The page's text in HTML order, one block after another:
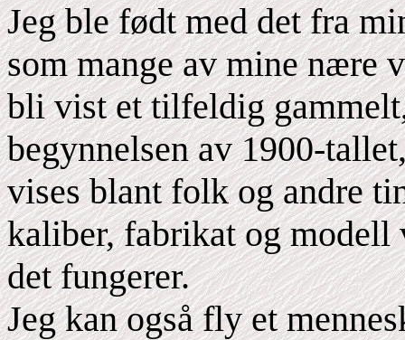
Jeg ble født med det fra
som mange av mine nære
bli vist et tilfeldig
begynnelsen av 1900-
vises blant folk og andre
kaliber, fabrikat og modell
det fungerer.
Jeg kan også fly et